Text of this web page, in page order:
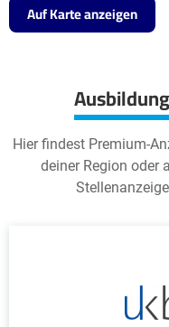
Auf Karte anzeigen
Hier findest Premium-
deiner Region oder